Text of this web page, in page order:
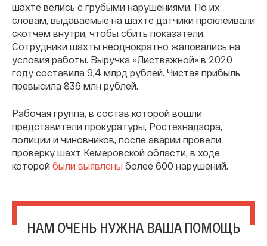
шахте велись с грубыми нарушениями. По их
словам, выдаваемые на шахте датчики проклеивали
скотчем внутри, чтобы сбить показатели.
Сотрудники шахты неоднократно жаловались на
условия работы. Выручка «Листвяжной» в 2020
году составила 9,4 млрд рублей. Чистая прибыль
превысила 836 млн рублей.
Рабочая группа, в состав которой вошли
представители прокуратуры, Ростехнадзора,
полиции и чиновников, после аварии провели
проверку шахт Кемеровской области, в ходе
которой были выявлены более 600 нарушений.
НАМ ОЧЕНЬ НУЖНА ВАША ПОМОЩЬ